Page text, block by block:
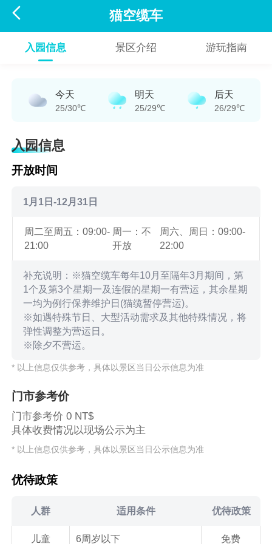
 猫空缆车
入园信息 景区介绍 游玩指南
今天
25/30℃
明天
25/29℃
后天
26/29℃
入园信息
开放时间
1月1日-12月31日
周二至周五：09:00-
21:00
周一：不
开放
周六、周日：09:00-
22:00
补充说明：※猫空缆车每年10月至隔年3月期间，第
1个及第3个星期一及连假的星期一有营运，其余星期
一均为例行保养维护日(猫缆暂停营运)。
※如遇特殊节日、大型活动需求及其他特殊情况，将
弹性调整为营运日。
※除夕不营运。
* 以上信息仅供参考，具体以景区当日公示信息为准
门市参考价
门市参考价 0 NT$
具体收费情况以现场公示为主
* 以上信息仅供参考，具体以景区当日公示信息为准
优待政策
人群 适用条件 优待政策
儿童 6周岁以下 免费